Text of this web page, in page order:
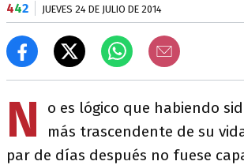
442 JUEVES 24 DE JULIO DE 2014
N
o es lógico que habiendo
más trascendente de su
par de días después no fuese